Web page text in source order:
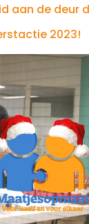
aan de deur
2023!